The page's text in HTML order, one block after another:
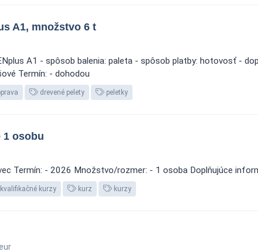
A1, množstvo 6 t
A1 - spôsob balenia: paleta - spôsob platby: hotovosť -
Termín: - dohodou
drevené pelety peletky
1 osobu
Termín: - 2026 Množstvo/rozmer: - 1 osoba Doplňujúce
kurzy kurz kurzy